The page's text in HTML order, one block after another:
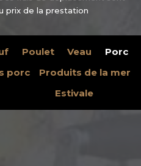
prix de la prestation
Poulet Veau
Porc
porc
Produits de la mer
Estivale